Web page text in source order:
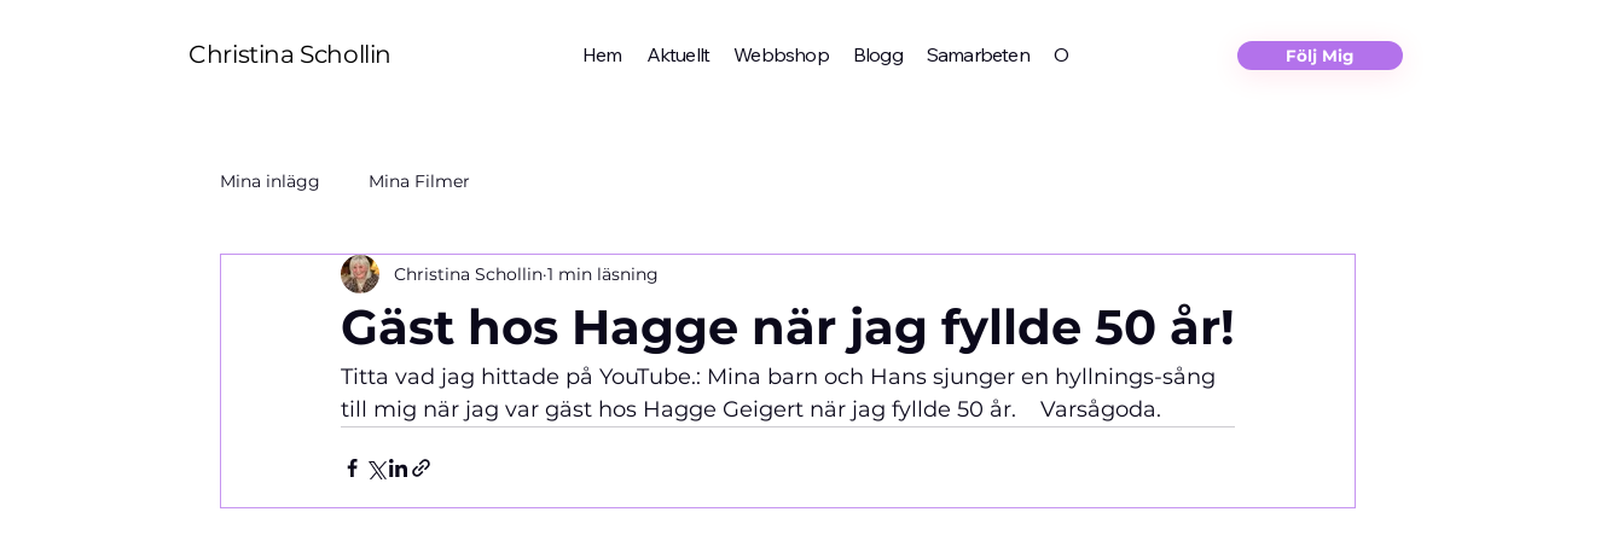
Christina Schollin Hem Aktuellt Webbshop Blogg Samarbeten Om Christina Kontakt Följ Mig
Mina inlägg Mina Filmer
Gäst hos Hagge när jag fyllde 50 år!
Christina Schollin 1 min läsning
Titta vad jag hittade på YouTube.: Mina barn och Hans sjunger en hyllnings-sång
till mig när jag var gäst hos Hagge Geigert när jag fyllde 50 år.    Varsågoda.